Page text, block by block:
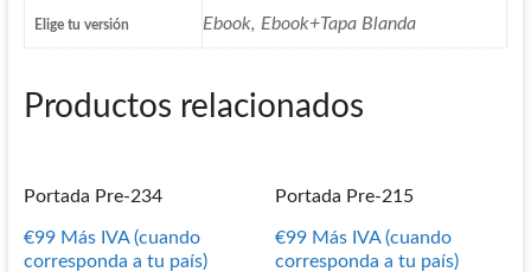
Elige tu versión Ebook, Ebook+Tapa Blanda
Productos relacionados
Portada Pre-234
€99 Más IVA (cuando
corresponda a tu país)
Portada Pre-215
€99 Más IVA (cuando
corresponda a tu país)